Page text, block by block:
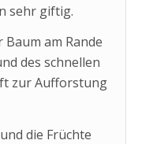
sehr giftig.
Baum am Rande
des schnellen
zur Aufforstung
die Früchte